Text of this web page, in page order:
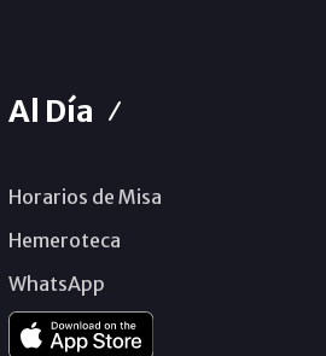
Al Día
Horarios de Misa
Hemeroteca
WhatsApp